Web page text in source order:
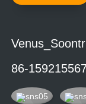
86-